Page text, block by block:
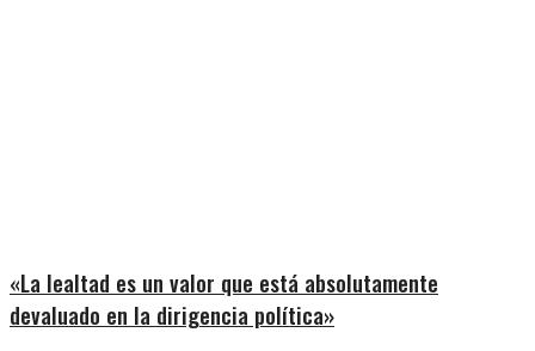
«La lealtad es un valor que está absolutamente
devaluado en la dirigencia política»